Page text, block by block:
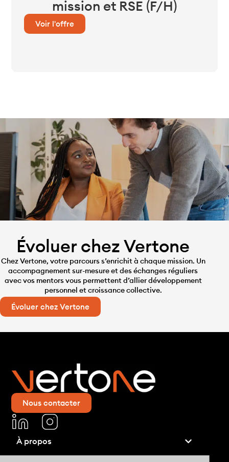
mission et RSE (F/H)
Voir l'offre
Évoluer chez Vertone
Chez Vertone, votre parcours s’enrichit à chaque mission. Un
accompagnement sur-mesure et des échanges réguliers
avec vos mentors vous permettent d’allier développement
personnel et croissance collective.
Évoluer chez Vertone
Nous contacter
À propos